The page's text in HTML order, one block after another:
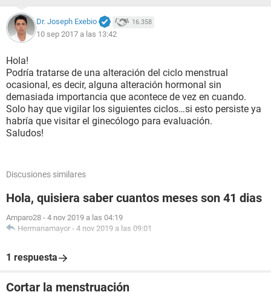
Dr. Joseph Exebio 16.358
10 sep 2017 a las 13:42
Hola!
Podría tratarse de una alteración del ciclo menstrual
ocasional, es decir, alguna alteración hormonal sin
demasiada importancia que acontece de vez en cuando.
Solo hay que vigilar los siguientes ciclos…si esto persiste ya
habría que visitar el ginecólogo para evaluación.
Saludos!
Discusiones similares
Hola, quisiera saber cuantos meses son 41 dias
Amparo28 - 4 nov 2019 a las 04:19
Hermanamayor - 4 nov 2019 a las 09:01
1 respuesta
Cortar la menstruación